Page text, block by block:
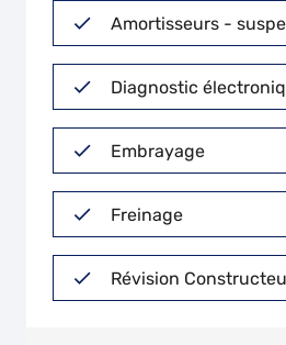
Amortisseurs -
Diagnostic
Embrayage
Freinage
Révision